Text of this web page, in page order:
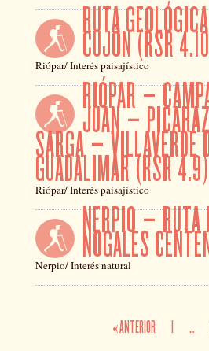
RUTA
CUJÓN (RSR
Riópar/ Interés paisajístico
RIÓPAR –
JUAN –
SARGA – VILLAVERDE
GUADALIMAR (RSR 4.9)
Riópar/ Interés paisajístico
NERPIO – RUTA
NOGALES
Nerpio/ Interés natural
« ANTERIOR 1 …